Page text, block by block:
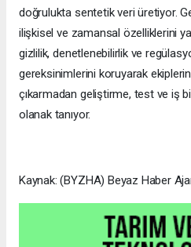
doğrulukta sentetik veri üretiyor.
ilişkisel ve zamansal özelliklerini
gizlilik, denetlenebilirlik ve
gereksinimlerini koruyarak
çıkarmadan geliştirme, test ve iş
olanak tanıyor.
Kaynak: (BYZHA) Beyaz Haber